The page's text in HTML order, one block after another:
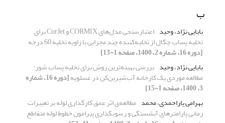
ب
بابایی نژاد، وحید اعتبارسنجی مدل‌های CORMIX و CorJet برای
تخلیه پساب چگال از تخلیه‌کننده چند مجرایی با زاویه تخلیه 60 درجه
[دوره 16، شماره 2، 1400، صفحه 1-13]
بابایی نژاد، وحید بررسی بهینه‌ترین روش برای تخلیه پساب شور:
مطالعه موردی یک کارخانه‌ آب‌شیرین‌کن در عسلویه [دوره 16، شماره
3، 1400، صفحه 1-15]
بهرامی یاراحمدی، محمد مطالعه‌ی اثر عمق کارگذاری لوله بر تغییرات
زمانی پارامترهای آبشستگی و رسوبگذاری پیرامون خطوط لوله متقاطع